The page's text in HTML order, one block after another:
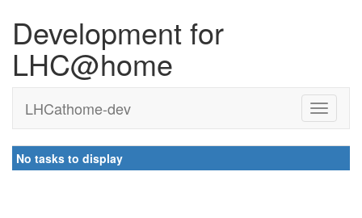
Development for
LHC@home
LHCathome-dev
No tasks to display